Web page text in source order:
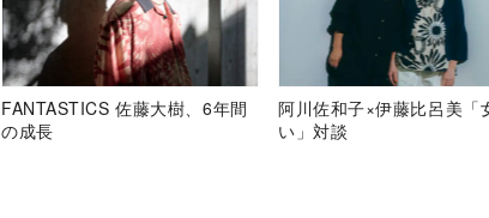
FANTASTICS 佐藤大樹、6年間
の成長
阿川佐和子×伊藤比呂美「
い」対談